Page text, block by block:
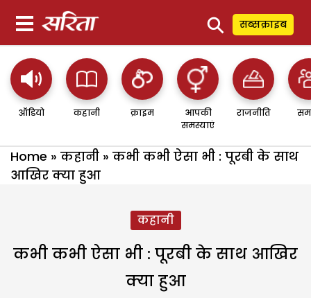
⚲ सब्सक्राइब
ऑडियो कहानी क्राइम
आपकी
समस्याएं
राजनीति
Home » कहानी » कभी कभी ऐसा भी : पूरबी के साथ
आखिर क्या हुआ
कहानी
कभी कभी ऐसा भी : पूरबी के साथ आखिर
क्या हुआ